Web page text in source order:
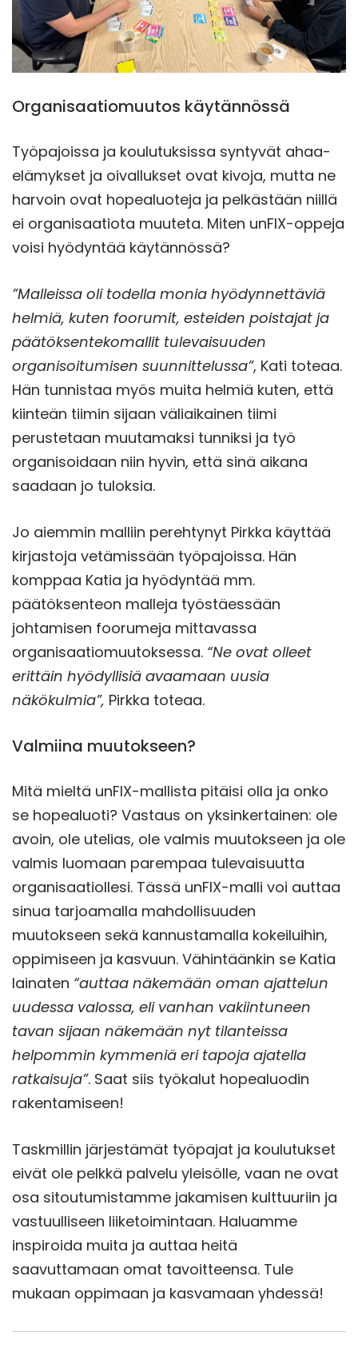
Organisaatiomuutos käytännössä
Työpajoissa ja koulutuksissa syntyvät ahaa-
elämykset ja oivallukset ovat kivoja, mutta ne
harvoin ovat hopealuoteja ja pelkästään niillä
ei organisaatiota muuteta. Miten unFIX-oppeja
voisi hyödyntää käytännössä?
”Malleissa oli todella monia hyödynnettäviä
helmiä, kuten foorumit, esteiden poistajat ja
päätöksentekomallit tulevaisuuden
organisoitumisen suunnittelussa”, Kati toteaa.
Hän tunnistaa myös muita helmiä kuten, että
kiinteän tiimin sijaan väliaikainen tiimi
perustetaan muutamaksi tunniksi ja työ
organisoidaan niin hyvin, että sinä aikana
saadaan jo tuloksia.
Jo aiemmin malliin perehtynyt Pirkka käyttää
kirjastoja vetämissään työpajoissa. Hän
komppaa Katia ja hyödyntää mm.
päätöksenteon malleja työstäessään
johtamisen foorumeja mittavassa
organisaatiomuutoksessa. “Ne ovat olleet
erittäin hyödyllisiä avaamaan uusia
näkökulmia”, Pirkka toteaa.
Valmiina muutokseen?
Mitä mieltä unFIX-mallista pitäisi olla ja onko
se hopealuoti? Vastaus on yksinkertainen: ole
avoin, ole utelias, ole valmis muutokseen ja ole
valmis luomaan parempaa tulevaisuutta
organisaatiollesi. Tässä unFIX-malli voi auttaa
sinua tarjoamalla mahdollisuuden
muutokseen sekä kannustamalla kokeiluihin,
oppimiseen ja kasvuun. Vähintäänkin se Katia
lainaten “auttaa näkemään oman ajattelun
uudessa valossa, eli vanhan vakiintuneen
tavan sijaan näkemään nyt tilanteissa
helpommin kymmeniä eri tapoja ajatella
ratkaisuja”. Saat siis työkalut hopealuodin
rakentamiseen!
Taskmillin järjestämät työpajat ja koulutukset
eivät ole pelkkä palvelu yleisölle, vaan ne ovat
osa sitoutumistamme jakamisen kulttuuriin ja
vastuulliseen liiketoimintaan. Haluamme
inspiroida muita ja auttaa heitä
saavuttamaan omat tavoitteensa. Tule
mukaan oppimaan ja kasvamaan yhdessä!